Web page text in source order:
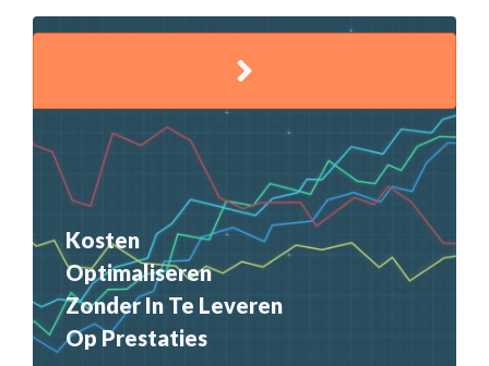
Kosten
Optimaliseren
Zonder In Te Leveren
Op Prestaties